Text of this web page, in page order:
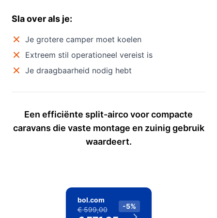
Sla over als je:
Je grotere camper moet koelen
Extreem stil operationeel vereist is
Je draagbaarheid nodig hebt
Een efficiënte split-airco voor compacte
caravans die vaste montage en zuinig gebruik
waardeert.
bol.com
€ 599,00
-5%